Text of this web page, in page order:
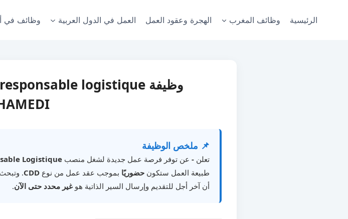
الرئيسية وظائف المغرب الهجرة وعقود العمل العمل في الدول العربية وظائف في
📌 ملخص الوظيفة
تعلن - عن توفر فرصة عمل جديدة لشغل منصب Logistique
طبيعة العمل ستكون حضوريًا بموجب عقد عمل من نوع CDD
.
أن آخر أجل للتقديم وإرسال السير الذاتية هو غير محدد حتى الآن.